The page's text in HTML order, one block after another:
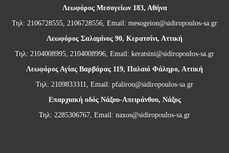
Λεωφόρος Μεσογείων 183, Αθήνα
Τηλ: 2106728555, 2106728556, Email: mesogeion@sidiropoulos-sa.gr
Λεωφόρος Σαλαμίνος 90, Κερατσίνι, Αττική
Τηλ: 2104008995, 2104008996, Email: keratsini@sidiropoulos-sa.gr
Λεωφόρος Αγίας Βαρβάρας 119, Παλαιό Φάληρο, Αττική
Τηλ: 2109833311, Email: pfalirou@sidiropoulos-sa.gr
Επαρχιακή οδός Νάξου-Απειράνθου, Νάξος
Τηλ: 2285306767, Email: naxos@sidiropoulos-sa.gr